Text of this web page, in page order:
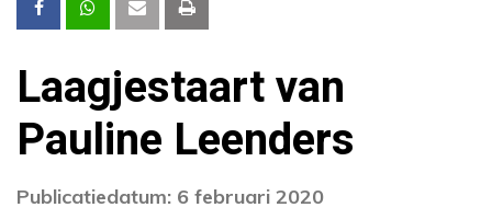
Laagjestaart van
Pauline Leenders
Publicatiedatum: 6 februari 2020